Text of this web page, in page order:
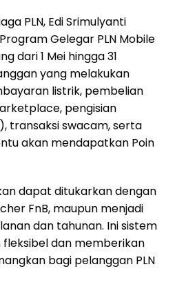
PLN, Edi Srimulyanti
Gelegar PLN Mobile
dari 1 Mei hingga 31
yang melakukan
listrik, pembelian
pengisian
transaksi swacam, serta
akan mendapatkan Poin
dapat ditukarkan dengan
FnB, maupun menjadi
dan tahunan. Ini sistem
fleksibel dan memberikan
bagi pelanggan PLN